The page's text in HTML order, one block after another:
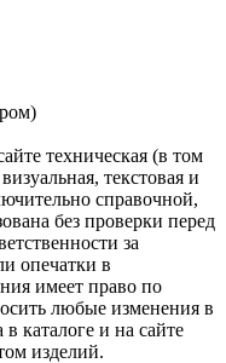
техническая (в том
текстовая и
справочной,
без проверки перед
за
опечатки в
имеет право по
любые изменения в
каталоге и на сайте
изделий.